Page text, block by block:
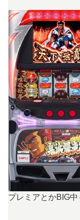
プレミアとかBIG中